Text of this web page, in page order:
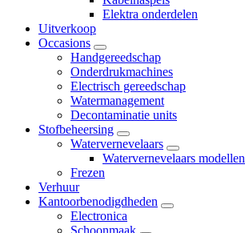
Elektra onderdelen
Uitverkoop
Occasions
Handgereedschap
Onderdrukmachines
Electrisch gereedschap
Watermanagement
Decontaminatie units
Stofbeheersing
Watervernevelaars
Watervernevelaars modellen
Frezen
Verhuur
Kantoorbenodigdheden
Electronica